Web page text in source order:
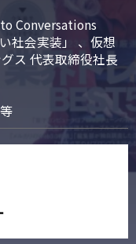
Conversations
社会実装」 、仮想
ス 代表取締役社長